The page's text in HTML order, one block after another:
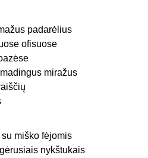
padarėlius
ofisuose
miražus
miško fėjomis
nykštukais